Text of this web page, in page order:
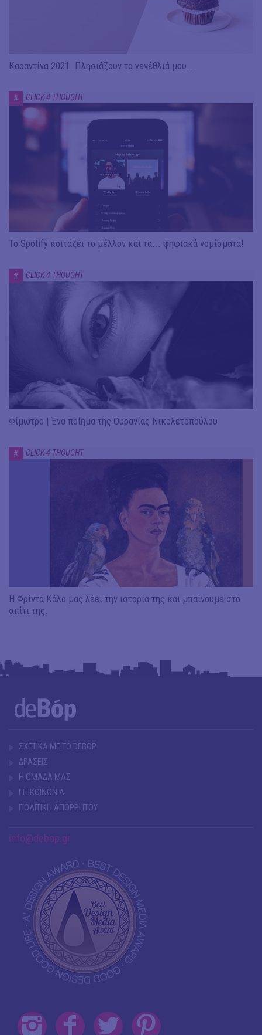
Καραντίνα 2021. Πλησιάζουν τα γενέθλιά μου...
# CLICK 4 THOUGHT
To Spotify κοιτάζει το μέλλον και τα... ψηφιακά νομίσματα!
# CLICK 4 THOUGHT
Φίμωτρο | Ένα ποίημα της Ουρανίας Νικολετοπούλου
# CLICK 4 THOUGHT
Η Φρίντα Κάλο μας λέει την ιστορία της και μπαίνουμε στο
σπίτι της.
ΣΧΕΤΙΚΑ ΜΕ ΤΟ DEBOP
ΔΡΑΣΕΙΣ
Η ΟΜΑΔΑ ΜΑΣ
ΕΠΙΚΟΙΝΩΝΙΑ
ΠΟΛΙΤΙΚΗ ΑΠΟΡΡΗΤΟΥ
info@debop.gr